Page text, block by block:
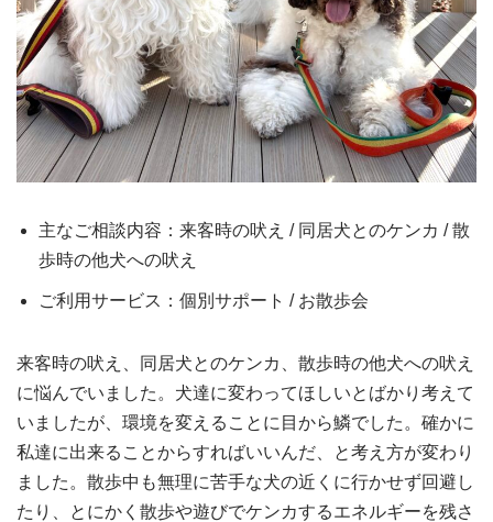
主なご相談内容：来客時の吠え / 同居犬とのケンカ / 散
歩時の他犬への吠え
ご利用サービス：個別サポート / お散歩会
来客時の吠え、同居犬とのケンカ、散歩時の他犬への吠え
に悩んでいました。犬達に変わってほしいとばかり考えて
いましたが、環境を変えることに目から鱗でした。確かに
私達に出来ることからすればいいんだ、と考え方が変わり
ました。散歩中も無理に苦手な犬の近くに行かせず回避し
たり、とにかく散歩や遊びでケンカするエネルギーを残さ